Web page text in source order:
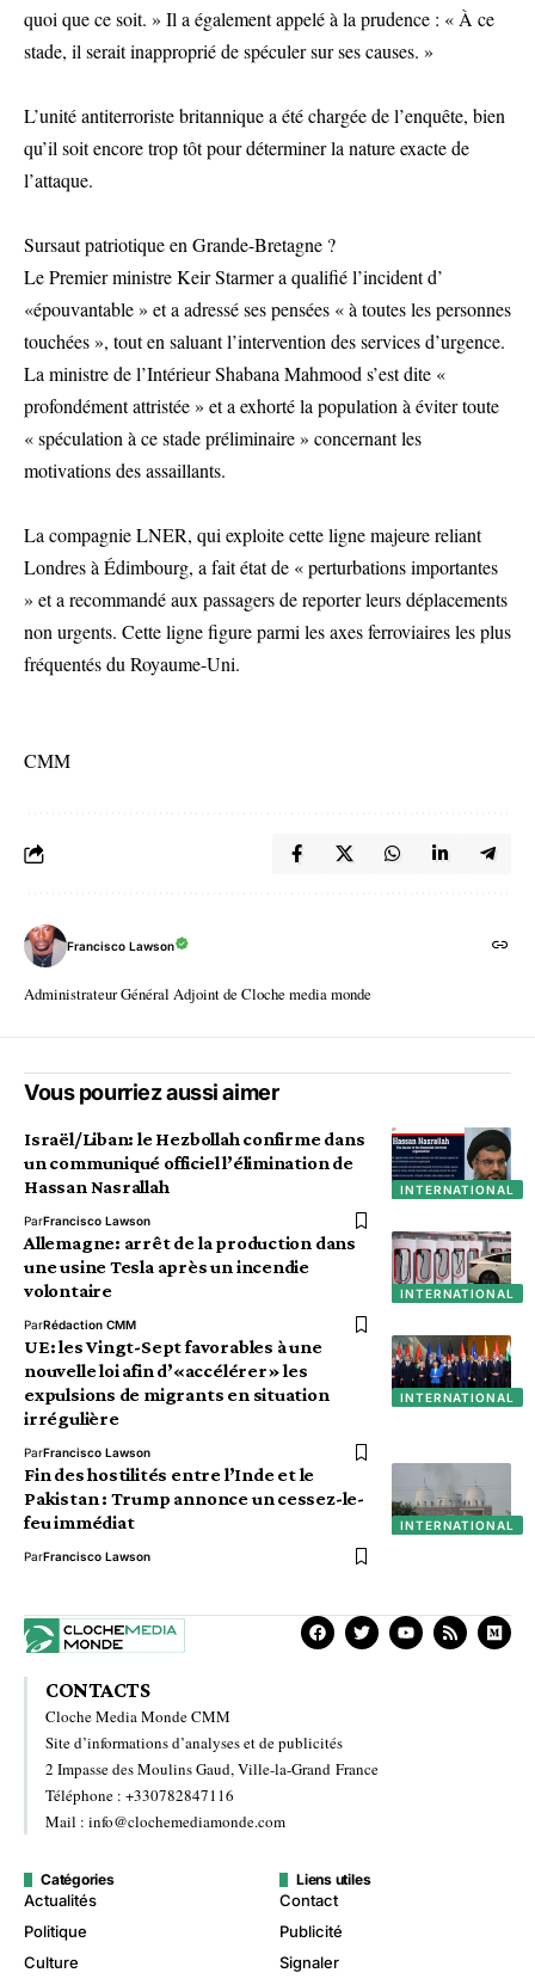
quoi que ce soit. » Il a également appelé à la prudence : « À ce
stade, il serait inapproprié de spéculer sur ses causes. »
L’unité antiterroriste britannique a été chargée de l’enquête, bien
qu’il soit encore trop tôt pour déterminer la nature exacte de
l’attaque.
Sursaut patriotique en Grande-Bretagne ?
Le Premier ministre Keir Starmer a qualifié l’incident d’
«épouvantable » et a adressé ses pensées « à toutes les personnes
touchées », tout en saluant l’intervention des services d’urgence.
La ministre de l’Intérieur Shabana Mahmood s’est dite «
profondément attristée » et a exhorté la population à éviter toute
« spéculation à ce stade préliminaire » concernant les
motivations des assaillants.
La compagnie LNER, qui exploite cette ligne majeure reliant
Londres à Édimbourg, a fait état de « perturbations importantes
» et a recommandé aux passagers de reporter leurs déplacements
non urgents. Cette ligne figure parmi les axes ferroviaires les plus
fréquentés du Royaume-Uni.
CMM
Francisco Lawson
Administrateur Général Adjoint de Cloche media monde
Vous pourriez aussi aimer
INTERNATIONAL
Israël/Liban: le Hezbollah confirme dans
un communiqué officiel l’élimination de
Hassan Nasrallah
ParFrancisco Lawson
INTERNATIONAL
Allemagne: arrêt de la production dans
une usine Tesla après un incendie
volontaire
ParRédaction CMM
INTERNATIONAL
UE: les Vingt-Sept favorables à une
nouvelle loi afin d’«accélérer» les
expulsions de migrants en situation
irrégulière
ParFrancisco Lawson
INTERNATIONAL
Fin des hostilités entre l’Inde et le
Pakistan : Trump annonce un cessez-le-
feu immédiat
ParFrancisco Lawson
CONTACTS
Cloche Media Monde CMM
Site d’informations d’analyses et de publicités
2 Impasse des Moulins Gaud, Ville-la-Grand France
Téléphone : +330782847116
Mail : info@clochemediamonde.com
Catégories
Actualités
Politique
Culture
Liens utiles
Contact
Publicité
Signaler